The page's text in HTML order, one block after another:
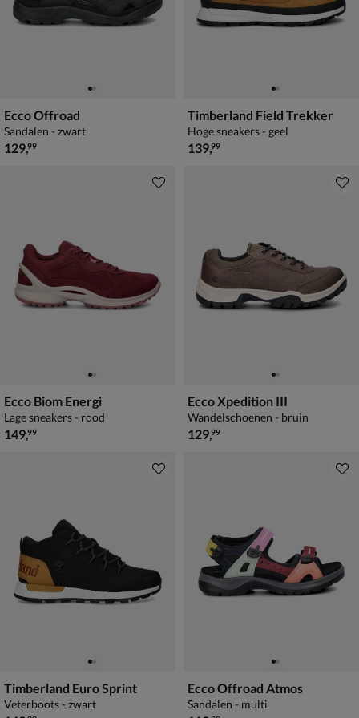
Ecco Offroad
Sandalen - zwart
€ 129,99
129,99
Timberland Field Trekker
Hoge sneakers - geel
€ 139,99
139,99
Ecco Biom Energi
Lage sneakers - rood
€ 149,99
149,99
Ecco Xpedition III
Wandelschoenen - bruin
€ 129,99
129,99
Timberland Euro Sprint
Veterboots - zwart
Ecco Offroad Atmos
Sandalen - multi